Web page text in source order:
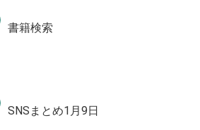
書籍検索
SNSまとめ1月9日